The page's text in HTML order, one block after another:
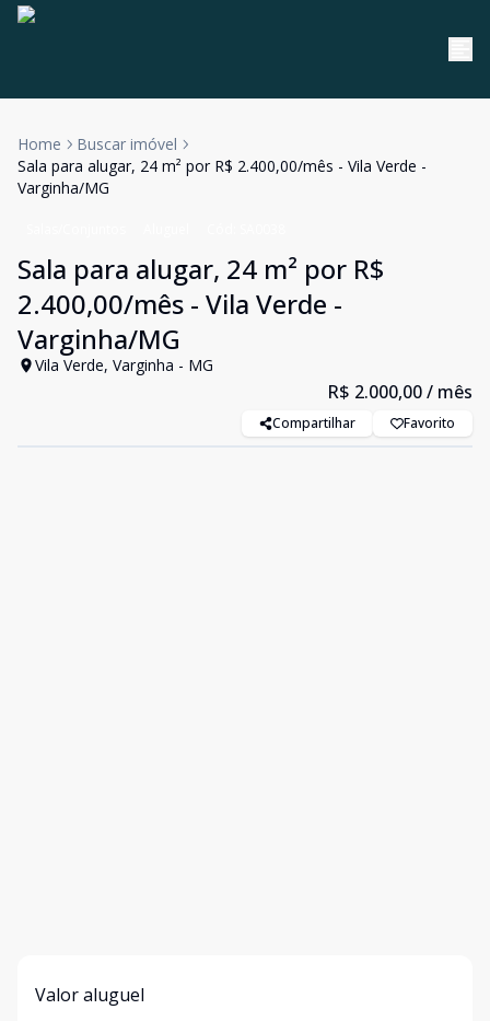
Home
Buscar imóvel
Sala para alugar, 24 m² por R$ 2.400,00/mês - Vila Verde -
Varginha/MG
Sala para alugar, 24 m² por R$
2.400,00/mês - Vila Verde -
Varginha/MG
Vila Verde, Varginha - MG
R$ 2.000,00/ mês
Compartilhar Favorito
Valor aluguel